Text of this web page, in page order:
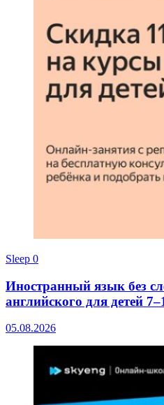
Sleep 0
Иностранный язык без
английского для детей
05.08.2026